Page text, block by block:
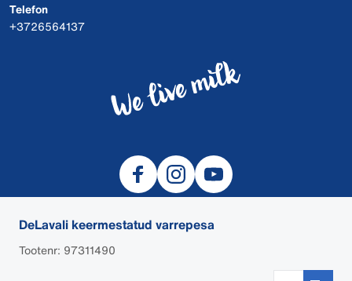
DeLavali keermestatud varrepesa
Tootenr: 97311490
Telefon
+3726564137